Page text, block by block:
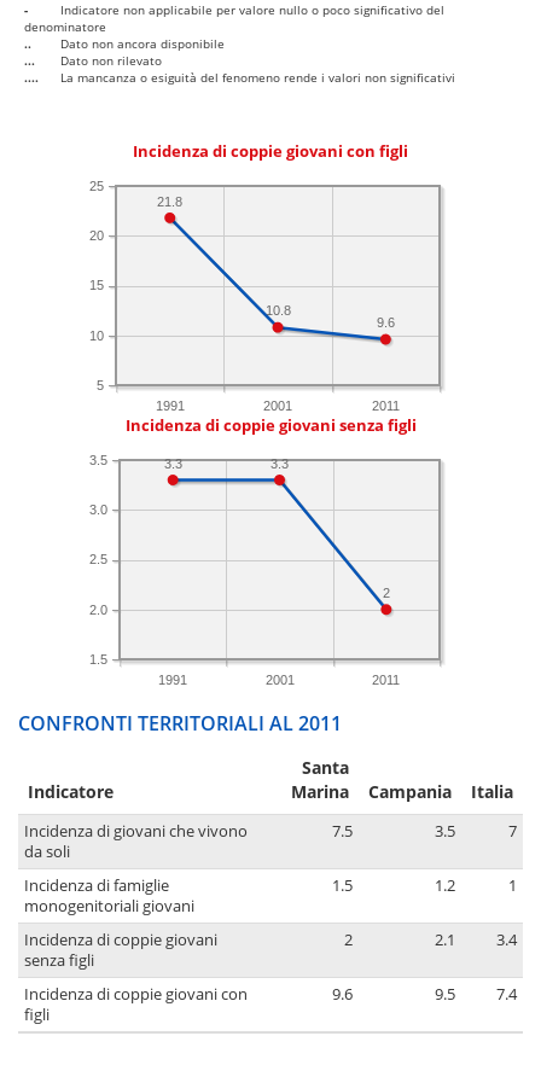
-
Indicatore non applicabile per valore nullo o poco significativo del
denominatore
..
Dato non ancora disponibile
...
Dato non rilevato
....
La mancanza o esiguità del fenomeno rende i valori non significativi
Incidenza di coppie giovani con figli
1991 2001 2011
5
10
15
20
25
9.6
10.8
21.8
Incidenza di coppie giovani senza figli
1991 2001 2011
1.5
2.0
2.5
3.0
3.5
2
3.3
3.3
CONFRONTI TERRITORIALI AL 2011
Indicatore
Santa
Marina
Campania Italia
Incidenza di giovani che vivono
da soli
7.5 3.5 7
Incidenza di famiglie
monogenitoriali giovani
1.5 1.2 1
Incidenza di coppie giovani
senza figli
2 2.1 3.4
Incidenza di coppie giovani con
figli
9.6 9.5 7.4